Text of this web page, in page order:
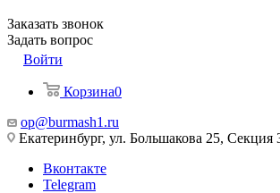
Заказать звонок
Задать вопрос
Войти
Корзина0
op@burmash1.ru
Екатеринбург, ул. Большакова 25, Секция
Вконтакте
Telegram